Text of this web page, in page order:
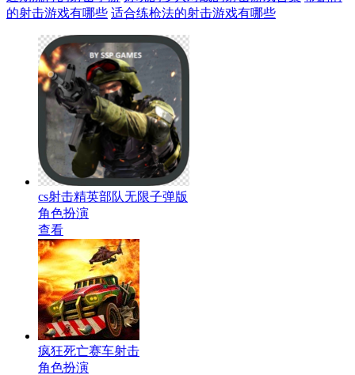
的射击游戏有哪些 适合练枪法的射击游戏有哪些
cs射击精英部队无限子弹版
角色扮演
查看
疯狂死亡赛车射击
角色扮演